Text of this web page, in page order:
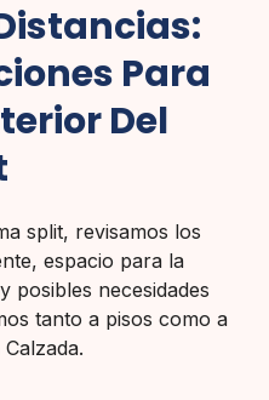
Para
Del
split, revisamos los
espacio para la
posibles necesidades
tanto a pisos como a